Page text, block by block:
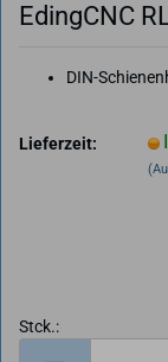
Eding­CNC
DIN-
Lieferzeit:
Stck.: